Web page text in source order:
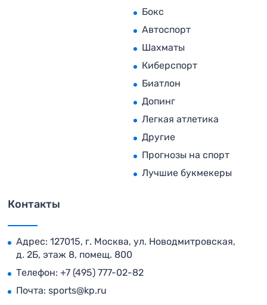
Бокс
Автоспорт
Шахматы
Киберспорт
Биатлон
Допинг
Легкая атлетика
Другие
Прогнозы на спорт
Лучшие букмекеры
Контакты
Адрес: 127015, г. Москва, ул. Новодмитровская,
д. 2Б, этаж 8, помещ. 800
Телефон: +7 (495) 777-02-82
Почта: sports@kp.ru